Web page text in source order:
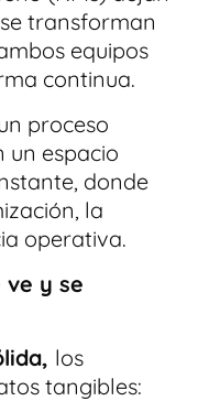
transforman
equipos
continua.
proceso
un espacio
donde
la
operativa.
ve y se
los
tangibles: